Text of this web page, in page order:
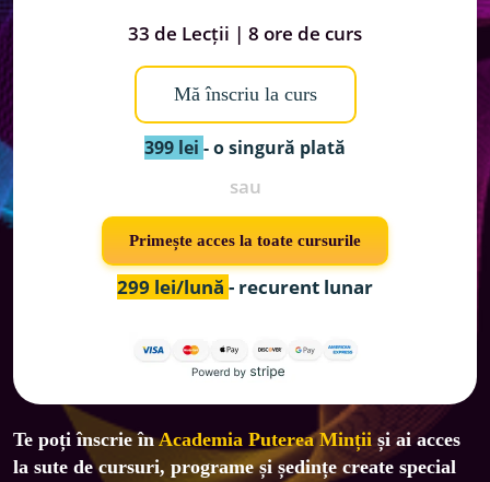
33 de Lecții | 8 ore de curs
Mă înscriu la curs
399 lei - o singură plată
sau
Primește acces la toate cursurile
299 lei/lună - recurent lunar
Te poți înscrie în Academia Puterea Minții și ai acces
la sute de cursuri, programe și ședințe create special